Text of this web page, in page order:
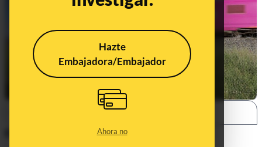
Hazte
Embajadora/Embajador
Ahora no